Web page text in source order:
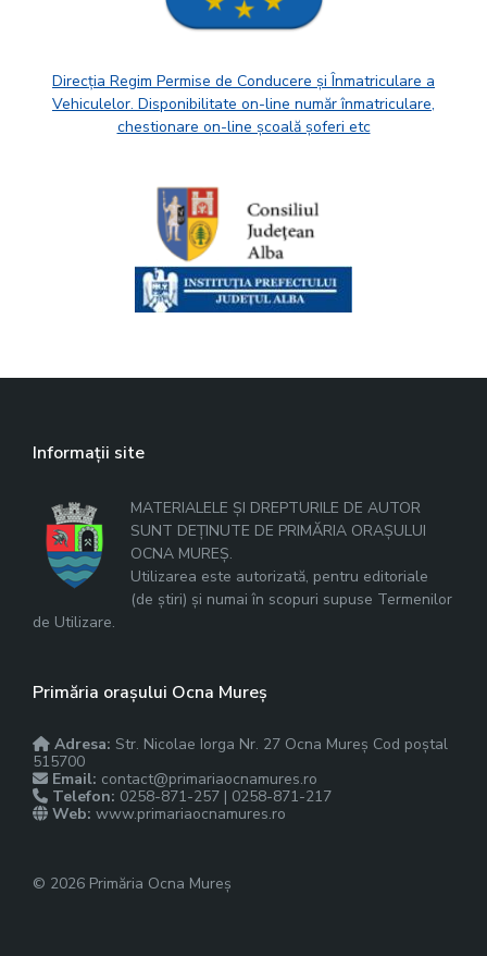
Direcția Regim Permise de Conducere și Înmatriculare a
Vehiculelor. Disponibilitate on-line număr înmatriculare,
chestionare on-line școală șoferi etc
Informații site
MATERIALELE ȘI DREPTURILE DE AUTOR
SUNT DEȚINUTE DE PRIMĂRIA ORAȘULUI
OCNA MUREȘ.
Utilizarea este autorizată, pentru editoriale
(de știri) și numai în scopuri supuse Termenilor
de Utilizare.
Primăria orașului Ocna Mureș
Adresa: Str. Nicolae Iorga Nr. 27 Ocna Mureș Cod poștal
515700
Email: contact@primariaocnamures.ro
Telefon: 0258-871-257 | 0258-871-217
Web: www.primariaocnamures.ro
© 2026 Primăria Ocna Mureș